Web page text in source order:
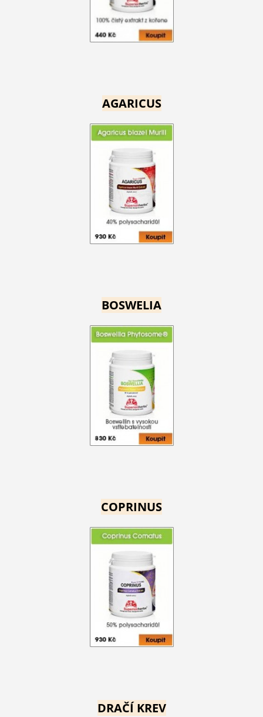
AGARICUS
BOSWELIA
COPRINUS
DRAČÍ KREV